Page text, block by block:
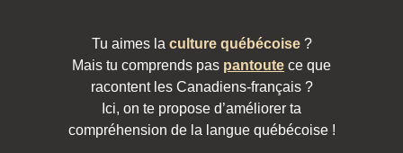
Tu aimes la culture québécoise?
Mais tu comprends pas pantoute ce que
racontent les Canadiens-français ?
Ici, on te propose d’améliorer ta
compréhension de la langue québécoise !